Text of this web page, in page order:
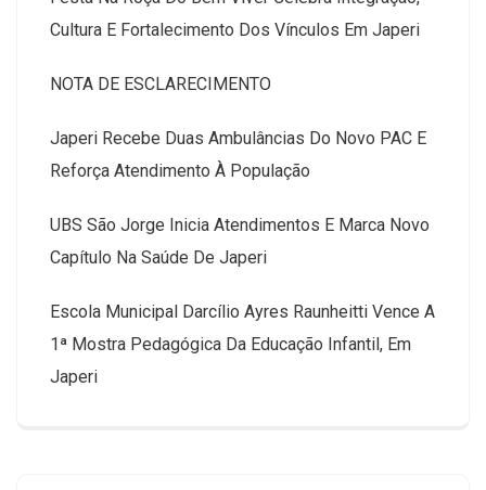
Cultura E Fortalecimento Dos Vínculos Em Japeri
NOTA DE ESCLARECIMENTO
Japeri Recebe Duas Ambulâncias Do Novo PAC E
Reforça Atendimento À População
UBS São Jorge Inicia Atendimentos E Marca Novo
Capítulo Na Saúde De Japeri
Escola Municipal Darcílio Ayres Raunheitti Vence A
1ª Mostra Pedagógica Da Educação Infantil, Em
Japeri